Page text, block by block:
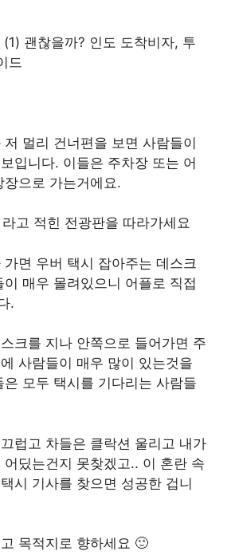
멀리 건너편을 보면 사람들이
입니다. 이들은 주차장 또는 어
으로 가는거에요.
고 적힌 전광판을 따라가세요
면 우버 택시 잡아주는 데스크
이 매우 몰려있으니 어플로 직접
.
크를 지나 안쪽으로 들어가면 주
사람들이 매우 많이 있는것을
모두 택시를 기다리는 사람들
럽고 차들은 클락션 울리고 내가
어딨는건지 못찾겠고.. 이 혼란 속
시 기사를 찾으면 성공한 겁니
목적지로 향하세요 🙂